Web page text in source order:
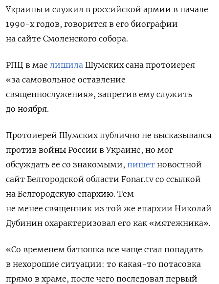
Украины и служил в российской армии в начале
1990-х годов, говорится в его биографии
на сайте Смоленского собора.
РПЦ в мае лишила Шумских сана протоиерея
«за самовольное оставление
священнослужения», запретив ему служить
до ноября.
Протоиерей Шумскихпублично не высказывался
против войны России в Украине, но мог
обсуждать ее со знакомыми, пишет новостной
сайт Белгородской области Fonar.tv со ссылкой
на Белгородскую епархию. Тем
не менее священник из той же епархии Николай
Дубинин охарактеризовал его как «мятежника».
«Со временем батюшка все чаще стал попадать
в нехорошие ситуации: то какая-то потасовка
прямо в храме, после чего последовал первый